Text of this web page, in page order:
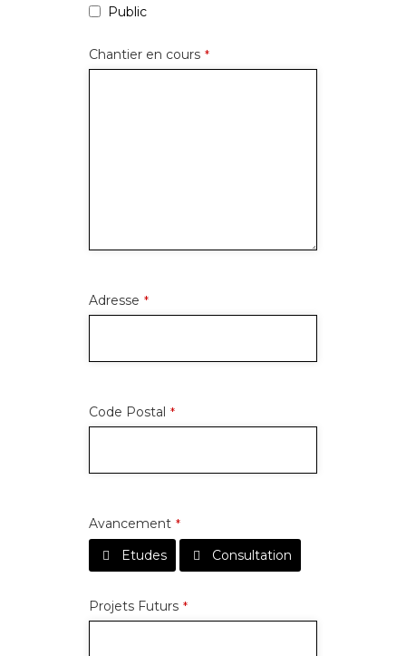
Public
Chantier en cours *
Adresse *
Code Postal *
Avancement *
Etudes Consultation
Projets Futurs *